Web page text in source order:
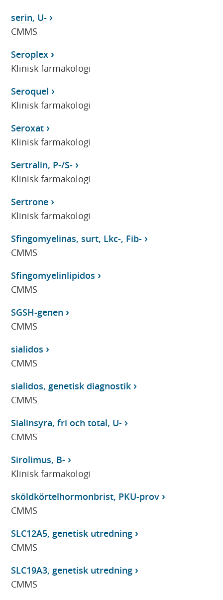
serin, U-
CMMS
Seroplex
Klinisk farmakologi
Seroquel
Klinisk farmakologi
Seroxat
Klinisk farmakologi
Sertralin, P-/S-
Klinisk farmakologi
Sertrone
Klinisk farmakologi
Sfingomyelinas, surt, Lkc-, Fib-
CMMS
Sfingomyelinlipidos
CMMS
SGSH-genen
CMMS
sialidos
CMMS
sialidos, genetisk diagnostik
CMMS
Sialinsyra, fri och total, U-
CMMS
Sirolimus, B-
Klinisk farmakologi
sköldkörtelhormonbrist, PKU-prov
CMMS
SLC12A5, genetisk utredning
CMMS
SLC19A3, genetisk utredning
CMMS